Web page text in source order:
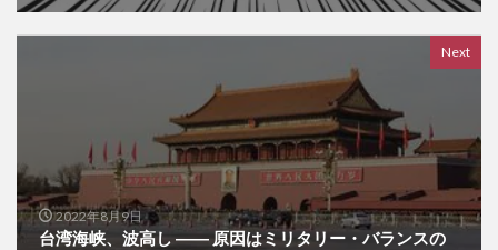
Next
2022年8月9日
台湾海峡、波高し ―― 原因はミリタリー・バランスの